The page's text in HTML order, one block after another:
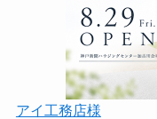
アイ工務店様